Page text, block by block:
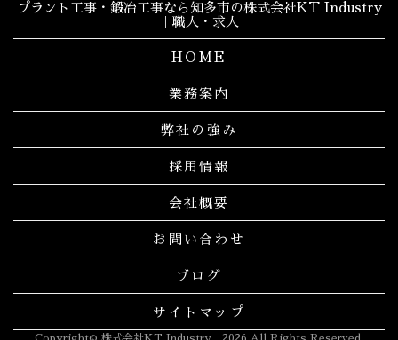
プラント工事・鍛冶工事なら知多市の株式会社KT Industry
｜職人・求人
HOME
業務案内
弊社の強み
採用情報
会社概要
お問い合わせ
ブログ
サイトマップ